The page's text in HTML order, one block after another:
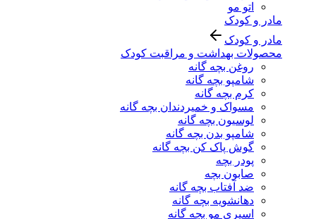
اتو مو
مادر و کودک
مادر و کودک
محصولات بهداشت و مراقبت کودک
روغن بچه گانه
شامپو بچه گانه
کرم بچه گانه
مسواک و خمیردندان بچه گانه
لوسیون بچه گانه
شامپو بدن بچه گانه
گوش پاک کن بچه گانه
پودر بچه
صابون بچه
ضد آفتاب بچه گانه
دهانشویه بچه گانه
اسپری مو بچه گانه